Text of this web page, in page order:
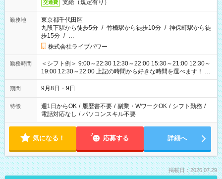
交通費 支給（規定有り）
勤務地
東京都千代田区
九段下駅から徒歩5分 / 竹橋駅から徒歩10分 / 神保町駅から徒
歩15分 / …
株式会社ライブパワー
勤務時間
＜シフト例＞ 9:00～22:30 12:30～22:00 15:30～21:00 12:30～
19:00 12:30～22:00 上記の時間から好きな時間を選べます！ ※
時間は変更となる可能性があります
期間 9月8日・9日
特徴 週1日からOK / 履歴書不要 / 副業・WワークOK / シフト勤務 /
電話対応なし / パソコンスキル不要
気になる！ 応募する 詳細へ
掲載日：2026.07.29